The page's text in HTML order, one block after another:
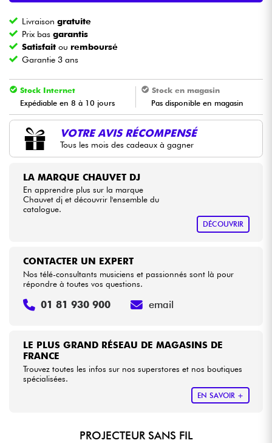
Batteries & Percu
Vents
Violons & Quatuor
Câbles & Access.
HiFi
Livraisongratuite
Prix basgarantis
Satisfait ou remboursé
Garantie 3 ans
Stock Internet
Expédiable en 8 à 10 jours
Stock en magasin
Pas disponible en magasin
VOTRE AVIS RÉCOMPENSÉ
Tous les mois des cadeaux à gagner
LA MARQUE CHAUVET DJ
En apprendre plus sur la marque
Chauvet dj et découvrir l'ensemble du
catalogue.
DÉCOUVRIR
LE PLUS GRAND RÉSEAU DE MAGASINS DE
FRANCE
Trouvez toutes les infos sur nos superstores et nos boutiques
spécialisées.
EN SAVOIR +
CONTACTER UN EXPERT
Nos télé-consultants musiciens et passionnés sont là pour
répondre à toutes vos questions.
01 81 930 900 email
PROJECTEUR SANS FIL